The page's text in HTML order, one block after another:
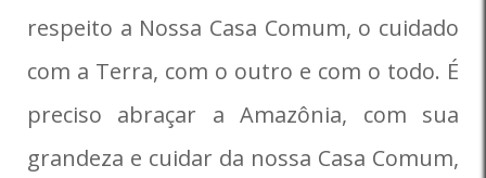
respeito a Nossa Casa Comum, o cuidado
com a Terra, com o outro e com o todo. É
preciso abraçar a Amazônia, com sua
grandeza e cuidar da nossa Casa Comum,